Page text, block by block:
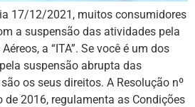
17/12/2021, muitos consumidores
a suspensão das atividades pela
a “ITA”. Se você é um dos
suspensão abrupta das
os seus direitos. A Resolução nº
de 2016, regulamenta as Condições